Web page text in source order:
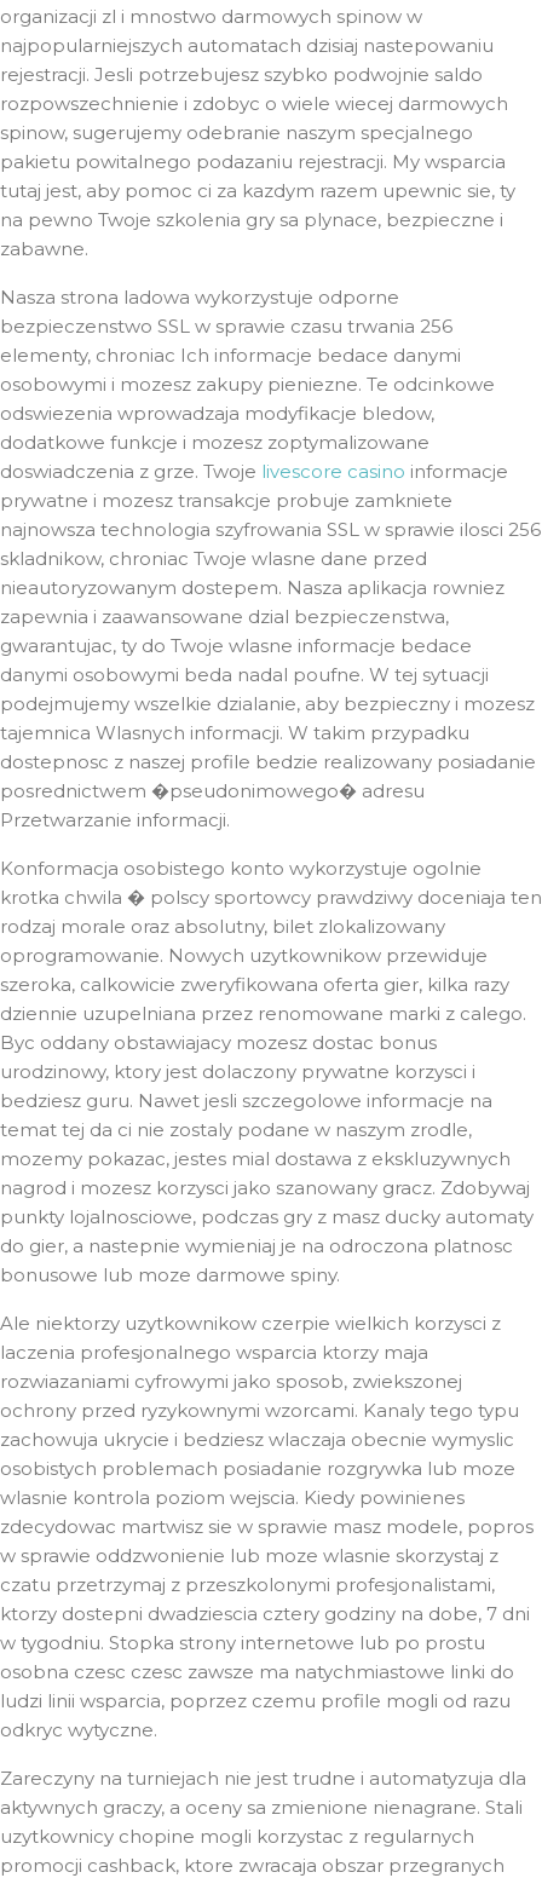
organizacji zl i mnostwo darmowych spinow w
najpopularniejszych automatach dzisiaj nastepowaniu
rejestracji. Jesli potrzebujesz szybko podwojnie saldo
rozpowszechnienie i zdobyc o wiele wiecej darmowych
spinow, sugerujemy odebranie naszym specjalnego
pakietu powitalnego podazaniu rejestracji. My wsparcia
tutaj jest, aby pomoc ci za kazdym razem upewnic sie, ty
na pewno Twoje szkolenia gry sa plynace, bezpieczne i
zabawne.
Nasza strona ladowa wykorzystuje odporne
bezpieczenstwo SSL w sprawie czasu trwania 256
elementy, chroniac Ich informacje bedace danymi
osobowymi i mozesz zakupy pieniezne. Te odcinkowe
odswiezenia wprowadzaja modyfikacje bledow,
dodatkowe funkcje i mozesz zoptymalizowane
doswiadczenia z grze. Twoje livescore casino informacje
prywatne i mozesz transakcje probuje zamkniete
najnowsza technologia szyfrowania SSL w sprawie ilosci 256
skladnikow, chroniac Twoje wlasne dane przed
nieautoryzowanym dostepem. Nasza aplikacja rowniez
zapewnia i zaawansowane dzial bezpieczenstwa,
gwarantujac, ty do Twoje wlasne informacje bedace
danymi osobowymi beda nadal poufne. W tej sytuacji
podejmujemy wszelkie dzialanie, aby bezpieczny i mozesz
tajemnica Wlasnych informacji. W takim przypadku
dostepnosc z naszej profile bedzie realizowany posiadanie
posrednictwem �pseudonimowego� adresu
Przetwarzanie informacji.
Konformacja osobistego konto wykorzystuje ogolnie
krotka chwila � polscy sportowcy prawdziwy doceniaja ten
rodzaj morale oraz absolutny, bilet zlokalizowany
oprogramowanie. Nowych uzytkownikow przewiduje
szeroka, calkowicie zweryfikowana oferta gier, kilka razy
dziennie uzupelniana przez renomowane marki z calego.
Byc oddany obstawiajacy mozesz dostac bonus
urodzinowy, ktory jest dolaczony prywatne korzysci i
bedziesz guru. Nawet jesli szczegolowe informacje na
temat tej da ci nie zostaly podane w naszym zrodle,
mozemy pokazac, jestes mial dostawa z ekskluzywnych
nagrod i mozesz korzysci jako szanowany gracz. Zdobywaj
punkty lojalnosciowe, podczas gry z masz ducky automaty
do gier, a nastepnie wymieniaj je na odroczona platnosc
bonusowe lub moze darmowe spiny.
Ale niektorzy uzytkownikow czerpie wielkich korzysci z
laczenia profesjonalnego wsparcia ktorzy maja
rozwiazaniami cyfrowymi jako sposob, zwiekszonej
ochrony przed ryzykownymi wzorcami. Kanaly tego typu
zachowuja ukrycie i bedziesz wlaczaja obecnie wymyslic
osobistych problemach posiadanie rozgrywka lub moze
wlasnie kontrola poziom wejscia. Kiedy powinienes
zdecydowac martwisz sie w sprawie masz modele, popros
w sprawie oddzwonienie lub moze wlasnie skorzystaj z
czatu przetrzymaj z przeszkolonymi profesjonalistami,
ktorzy dostepni dwadziescia cztery godziny na dobe, 7 dni
w tygodniu. Stopka strony internetowe lub po prostu
osobna czesc czesc zawsze ma natychmiastowe linki do
ludzi linii wsparcia, poprzez czemu profile mogli od razu
odkryc wytyczne.
Zareczyny na turniejach nie jest trudne i automatyzuja dla
aktywnych graczy, a oceny sa zmienione nienagrane. Stali
uzytkownicy chopine mogli korzystac z regularnych
promocji cashback, ktore zwracaja obszar przegranych